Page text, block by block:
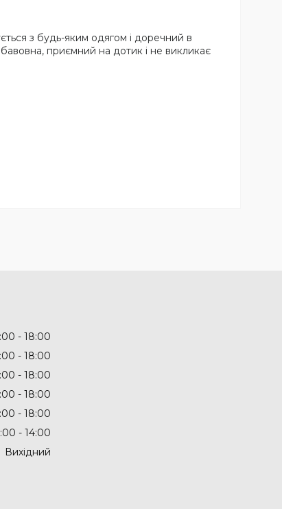
з будь-яким одягом і доречний в
бавовна, приємний на дотик і не викликає
18:00
18:00
18:00
18:00
18:00
14:00
Вихідний